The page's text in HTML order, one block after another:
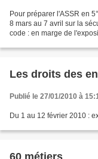
Pour préparer l'ASSR en
8 mars au 7 avril sur la
code : en marge de
Les droits des
Publié le 27/01/2010 à
Du 1 au 12 février 2010 :